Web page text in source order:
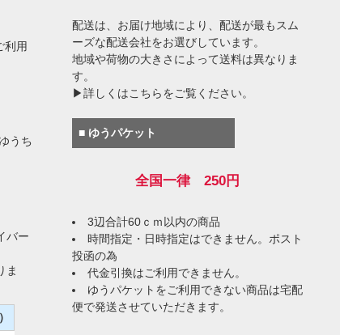
利用
うち
バー
ま
配送は、お届け地域により、配送が最もスム
ーズな配送会社をお選びしています。
地域や荷物の大きさによって送料は異なりま
す。
▶詳しくはこちらをご覧ください。
■ ゆうパケット
全国一律 250円
3辺合計60ｃｍ以内の商品
時間指定・日時指定はできません。ポスト
投函の為
代金引換はご利用できません。
ゆうパケットをご利用できない商品は宅配
便で発送させていただきます。